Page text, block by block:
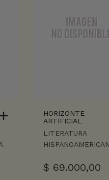
HORIZONTE
ARTIFICIAL
LITERATURA
$ 69.000,00